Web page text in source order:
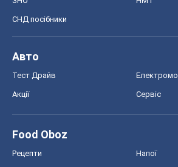
СНД посібники
Авто
Тест Драйв
Акції Сервіс
Food Oboz
Рецепти Напої